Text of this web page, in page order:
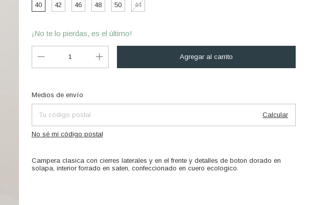
40 42 46 48 50 44
¡No te lo pierdas, es el último!
Entregas para el CP:
Medios de envío
Calcular
No sé mi código postal
Campera clasica con cierres laterales y en el frente y detalles de boton dorado en
solapa, interior forrado en saten, confeccionado en cuero ecologico.